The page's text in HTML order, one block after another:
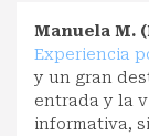
Manuela M.
Experiencia
y un gran
entrada y la
informativa,